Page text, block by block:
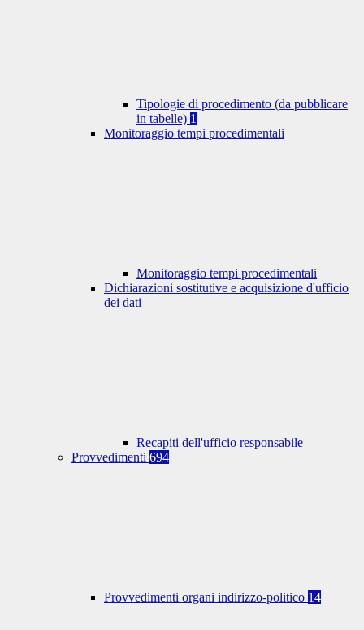
Tipologie di procedimento (da pubblicare
in tabelle) 1
Monitoraggio tempi procedimentali
Monitoraggio tempi procedimentali
Dichiarazioni sostitutive e acquisizione d'ufficio
dei dati
Recapiti dell'ufficio responsabile
Provvedimenti 694
Provvedimenti organi indirizzo-politico 14